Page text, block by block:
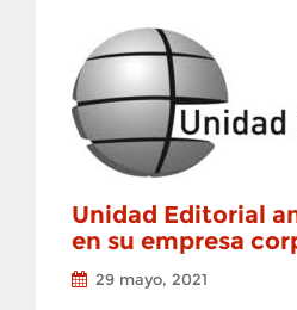
Unidad Editorial
en su empresa
29 mayo, 2021